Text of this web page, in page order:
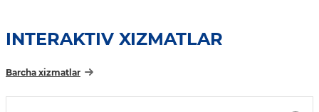
INTERAKTIV XIZMATLAR
Barcha xizmatlar